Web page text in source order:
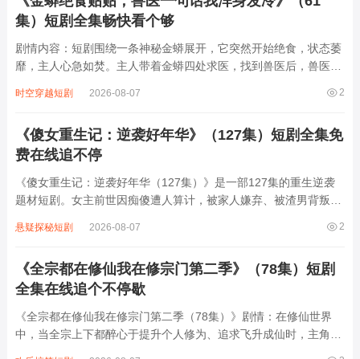
集）短剧全集畅快看个够
剧情内容：短剧围绕一条神秘金蟒展开，它突然开始绝食，状态萎
靡，主人心急如焚。主人带着金蟒四处求医，找到兽医后，兽医一
隐藏着不为人知的危险秘密，可能是生存环境突变，也可能是遭遇
2
时空穿越短剧 2026-08-07
《傻女重生记：逆袭好年华》（127集）短剧全集免
费在线追不停
《傻女重生记：逆袭好年华（127集）》是一部127集的重生逆袭
题材短剧。女主前世因痴傻遭人算计，被家人嫌弃、被渣男背叛，
面对曾经伤害她的人，她巧妙反击，让恶毒继母、虚伪妹妹等阴谋
2
悬疑探秘短剧 2026-08-07
《全宗都在修仙我在修宗门第二季》（78集）短剧
全集在线追个不停歇
《全宗都在修仙我在修宗门第二季（78集）》剧情：在修仙世界
中，当全宗上下都醉心于提升个人修为、追求飞升成仙时，主角却